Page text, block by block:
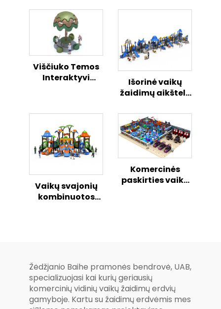
Viščiuko Temos
Interaktyvi
Išorinė vaikų
žaidimų aikštelė
sintezė“ – saugi
ir linksma
kombinuota
slydimo serija
Vaikų svajonių
kombinuotos
Komercinės
paskirties vaikų
Žėdžjanio Baihe pramonės bendrovė, UAB,
specializuojasi kai kurių geriausių
komercinių vidinių vaikų žaidimų erdvių
gamyboje. Kartu su žaidimų erdvėmis mes